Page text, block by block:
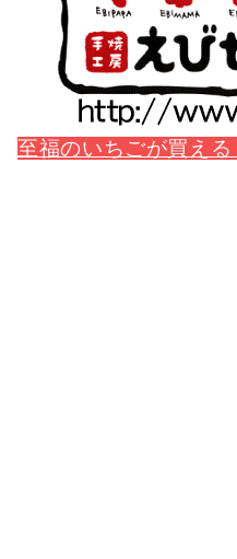
至福のいちごが買える